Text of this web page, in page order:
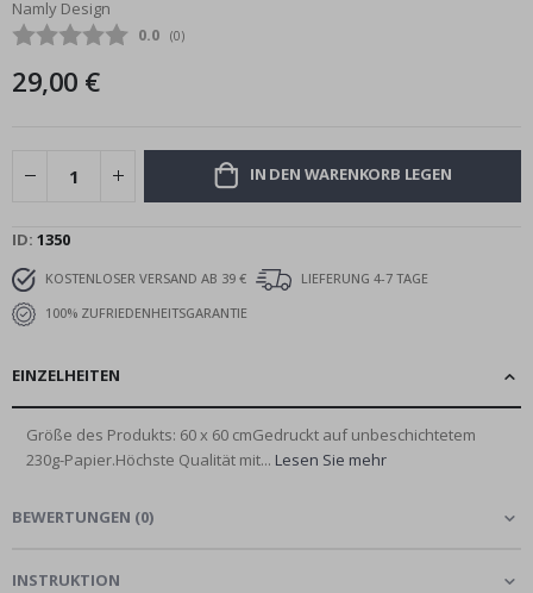
Bildgalerie
springen
Namly Design
Durchschnittliche Bewertung:
0.0 (abgegebene bewertungen:
0)
29,00 €
IN DEN WARENKORB LEGEN
ID 1350
KOSTENLOSER VERSAND AB 39 €
LIEFERUNG 4-7 TAGE
100% ZUFRIEDENHEITSGARANTIE
EINZELHEITEN
Größe des Produkts: 60 x 60 cmGedruckt auf unbeschichtetem
230g-Papier.Höchste Qualität mit... Lesen Sie mehr
BEWERTUNGEN (0)
INSTRUKTION